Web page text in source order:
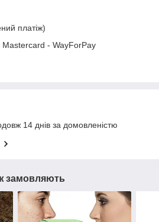
платіж)
- WayForPay
14 днів за домовленістю
замовляють